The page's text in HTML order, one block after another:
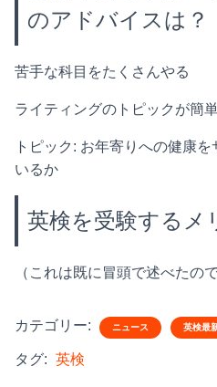
のアドバイスは？
苦手な科目をたくさんやる
ライティングのトピックが簡単
トピック: お年寄りへの健康
いるか
英検を受験するメ
（これは既に冒頭で述べたの
カテゴリー: ニュース 英検最
タグ: 英検